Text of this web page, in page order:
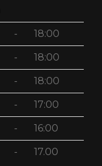
- 18:00
- 18:00
- 18:00
- 17:00
- 16:00
- 17.00